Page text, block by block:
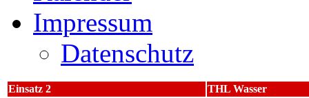
Impressum
Datenschutz
Einsatz 2
THL Wasser